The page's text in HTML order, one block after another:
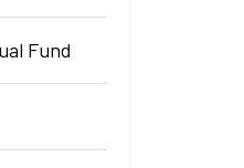
Fund